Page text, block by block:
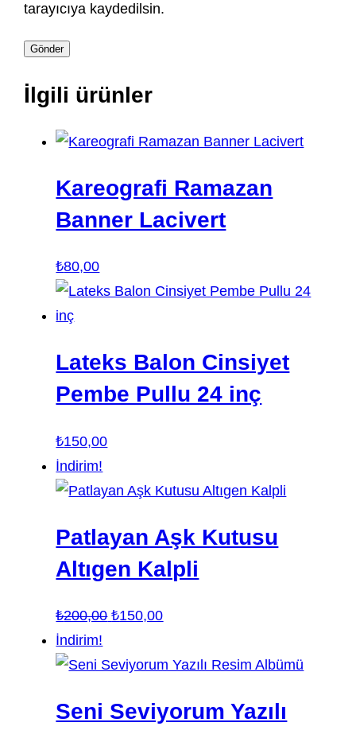
tarayıcıya kaydedilsin.
İlgili ürünler
Kareografi Ramazan
Banner Lacivert
₺80,00
Lateks Balon Cinsiyet
Pembe Pullu 24 inç
₺150,00
İndirim!
Patlayan Aşk Kutusu
Altıgen Kalpli
₺200,00 Orijinal
₺200,00.
₺150,00Şu
fiyat:
İndirim!
Seni Seviyorum Yazılı